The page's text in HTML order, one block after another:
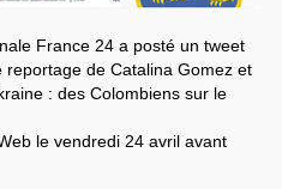
France 24 a posté un tweet
de Catalina Gomez et
: des Colombiens sur le
le vendredi 24 avril avant